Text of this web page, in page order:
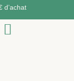
d’achat